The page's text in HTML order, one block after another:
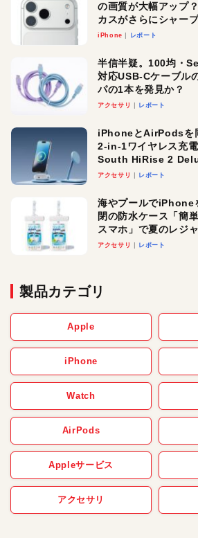
の画質が大幅アップ
カスがさらにシャー
iPhone レポート
半信半疑。100均・
対応USB-Cケーブル
パの1本を発見か？
アクセサリ レポート
iPhoneとAirPodsを
2-in-1ワイヤレス充
South HiRise 2
ースでおしゃれに充
アクセサリ レポート
海やプールでiPhone
閉の防水ケース「簡
スマホ」で夏のレジ
アクセサリ レポート
製品カテゴリ
Apple
iPhone
Watch
AirPods
Appleサービス
アクセサリ